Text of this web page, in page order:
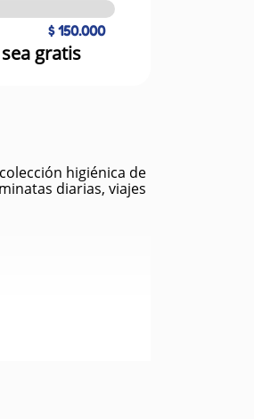
$ 150.000
gratis
higiénica de
diarias, viajes